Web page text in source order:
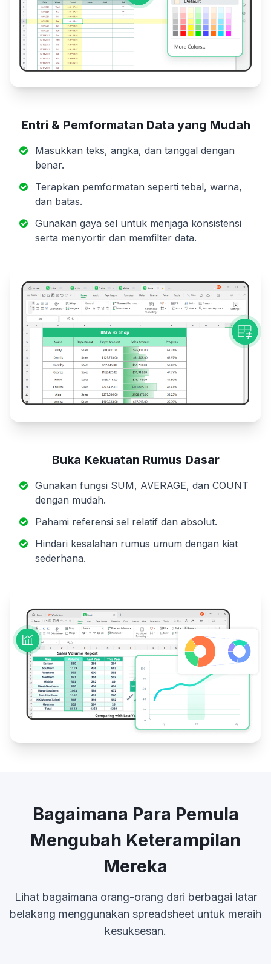
Entri & Pemformatan Data yang Mudah
Masukkan teks, angka, dan tanggal dengan
benar.
Terapkan pemformatan seperti tebal, warna,
dan batas.
Gunakan gaya sel untuk menjaga konsistensi
serta menyortir dan memfilter data.
Buka Kekuatan Rumus Dasar
Gunakan fungsi SUM, AVERAGE, dan COUNT
dengan mudah.
Pahami referensi sel relatif dan absolut.
Hindari kesalahan rumus umum dengan kiat
sederhana.
Bagaimana Para Pemula
Mengubah Keterampilan
Mereka
Lihat bagaimana orang-orang dari berbagai latar
belakang menggunakan spreadsheet untuk meraih
kesuksesan.